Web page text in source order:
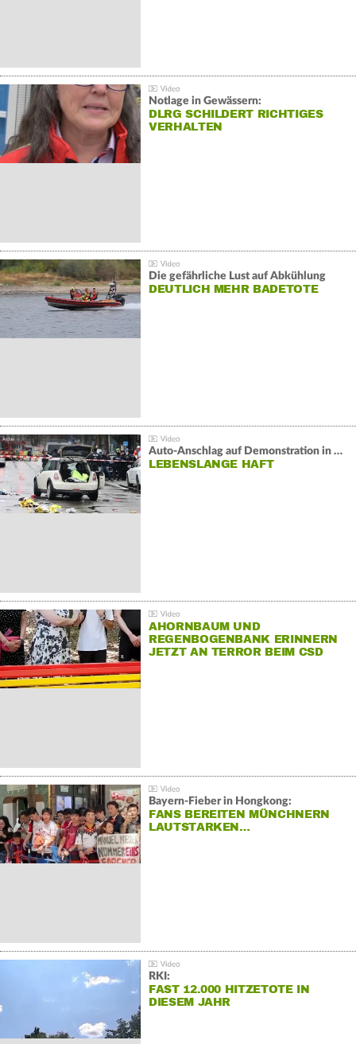
Notlage in Gewässern:
DLRG SCHILDERT RICHTIGES
VERHALTEN
Die gefährliche Lust auf Abkühlung
DEUTLICH MEHR BADETOTE
Auto-Anschlag auf Demonstration in München:
LEBENSLANGE HAFT
AHORNBAUM UND
REGENBOGENBANK ERINNERN
JETZT AN TERROR BEIM CSD
Bayern-Fieber in Hongkong:
FANS BEREITEN MÜNCHNERN
LAUTSTARKEN…
RKI:
FAST 12.000 HITZETOTE IN
DIESEM JAHR